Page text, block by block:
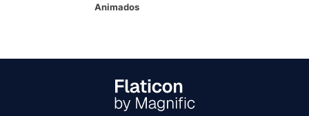
Animados